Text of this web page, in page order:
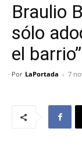
Braulio
sólo
el barrio”
Por LaPortada - 7